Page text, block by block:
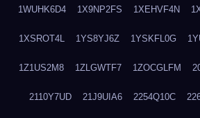
1WUHK6D4 1X9NP2FS 1XEHVF4N
1XSROT4L 1YS8YJ6Z 1YSKFL0G
1Z1US2M8 1ZLGWTF7 1ZOCGLFM
2110Y7UD 21J9UIA6 2254Q10C